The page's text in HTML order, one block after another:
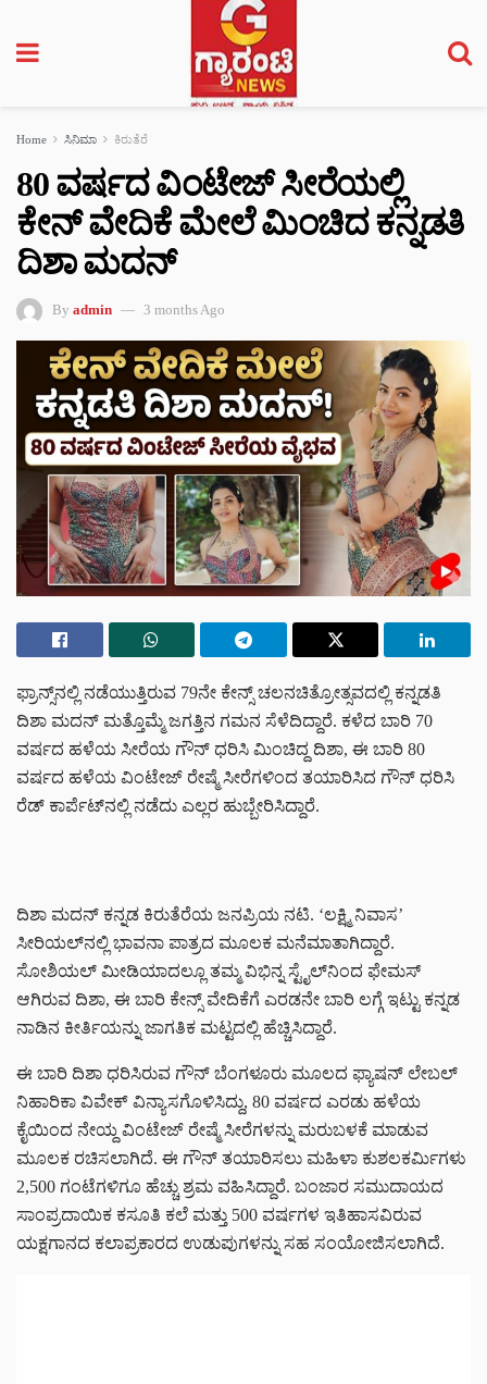
Home ಸಿನಿಮಾ ಕಿರುತೆರೆ
80 ವರ್ಷದ ವಿಂಟೇಜ್ ಸೀರೆಯಲ್ಲಿ
ಕೇನ್ ವೇದಿಕೆ ಮೇಲೆ ಮಿಂಚಿದ ಕನ್ನಡತಿ
ದಿಶಾ ಮದನ್
By admin 3 months Ago
ಫ್ರಾನ್ಸ್‌ನಲ್ಲಿ ನಡೆಯುತ್ತಿರುವ 79ನೇ ಕೇನ್ಸ್ ಚಲನಚಿತ್ರೋತ್ಸವದಲ್ಲಿ ಕನ್ನಡತಿ
ದಿಶಾ ಮದನ್ ಮತ್ತೊಮ್ಮೆ ಜಗತ್ತಿನ ಗಮನ ಸೆಳೆದಿದ್ದಾರೆ. ಕಳೆದ ಬಾರಿ 70
ವರ್ಷದ ಹಳೆಯ ಸೀರೆಯ ಗೌನ್ ಧರಿಸಿ ಮಿಂಚಿದ್ದ ದಿಶಾ, ಈ ಬಾರಿ 80
ವರ್ಷದ ಹಳೆಯ ವಿಂಟೇಜ್ ರೇಷ್ಮೆ ಸೀರೆಗಳಿಂದ ತಯಾರಿಸಿದ ಗೌನ್ ಧರಿಸಿ
ರೆಡ್ ಕಾರ್ಪೆಟ್‌ನಲ್ಲಿ ನಡೆದು ಎಲ್ಲರ ಹುಬ್ಬೇರಿಸಿದ್ದಾರೆ.
ದಿಶಾ ಮದನ್ ಕನ್ನಡ ಕಿರುತೆರೆಯ ಜನಪ್ರಿಯ ನಟಿ. ‘ಲಕ್ಷ್ಮಿ ನಿವಾಸ’
ಸೀರಿಯಲ್‌ನಲ್ಲಿ ಭಾವನಾ ಪಾತ್ರದ ಮೂಲಕ ಮನೆಮಾತಾಗಿದ್ದಾರೆ.
ಸೋಶಿಯಲ್ ಮೀಡಿಯಾದಲ್ಲೂ ತಮ್ಮ ವಿಭಿನ್ನ ಸ್ಟೈಲ್‌ನಿಂದ ಫೇಮಸ್
ಆಗಿರುವ ದಿಶಾ, ಈ ಬಾರಿ ಕೇನ್ಸ್ ವೇದಿಕೆಗೆ ಎರಡನೇ ಬಾರಿ ಲಗ್ಗೆ ಇಟ್ಟು ಕನ್ನಡ
ನಾಡಿನ ಕೀರ್ತಿಯನ್ನು ಜಾಗತಿಕ ಮಟ್ಟದಲ್ಲಿ ಹೆಚ್ಚಿಸಿದ್ದಾರೆ.
ಈ ಬಾರಿ ದಿಶಾ ಧರಿಸಿರುವ ಗೌನ್ ಬೆಂಗಳೂರು ಮೂಲದ ಫ್ಯಾಷನ್ ಲೇಬಲ್
ನಿಹಾರಿಕಾ ವಿವೇಕ್ ವಿನ್ಯಾಸಗೊಳಿಸಿದ್ದು, 80 ವರ್ಷದ ಎರಡು ಹಳೆಯ
ಕೈಯಿಂದ ನೇಯ್ದ ವಿಂಟೇಜ್ ರೇಷ್ಮೆ ಸೀರೆಗಳನ್ನು ಮರುಬಳಕೆ ಮಾಡುವ
ಮೂಲಕ ರಚಿಸಲಾಗಿದೆ. ಈ ಗೌನ್ ತಯಾರಿಸಲು ಮಹಿಳಾ ಕುಶಲಕರ್ಮಿಗಳು
2,500 ಗಂಟೆಗಳಿಗೂ ಹೆಚ್ಚು ಶ್ರಮ ವಹಿಸಿದ್ದಾರೆ. ಬಂಜಾರ ಸಮುದಾಯದ
ಸಾಂಪ್ರದಾಯಿಕ ಕಸೂತಿ ಕಲೆ ಮತ್ತು 500 ವರ್ಷಗಳ ಇತಿಹಾಸವಿರುವ
ಯಕ್ಷಗಾನದ ಕಲಾಪ್ರಕಾರದ ಉಡುಪುಗಳನ್ನು ಸಹ ಸಂಯೋಜಿಸಲಾಗಿದೆ.